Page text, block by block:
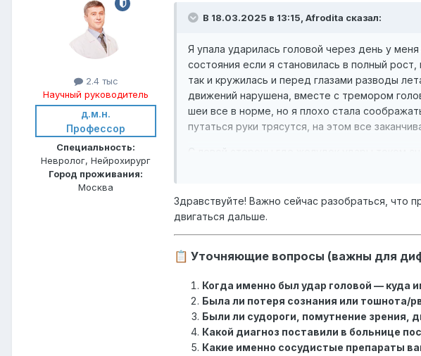
2.4 тыс
Научный руководитель
д.м.н.
Профессор
Специальность:
Невролог, Нейрохирург
Город проживания:
Москва
В 18.03.2025 в 13:15, Afrodita сказал:
Я упала ударилась головой через день у
состояния если я становилась в полный
так и кружилась и перед глазами разводы
движений нарушена, вместе с тремором
шеи все в норме, но я плохо стала
путаться руки трясутся, на этом все
Здравствуйте! Важно сейчас разобраться, что
двигаться дальше.
📋 Уточняющие вопросы (важны для
Когда именно был удар головой — куда
Была ли потеря сознания или тошнота/
Были ли судороги, помутнение зрения,
Какой диагноз поставили в больнице
Какие именно сосудистые препараты